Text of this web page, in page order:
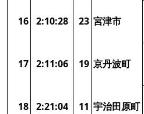
16 2:10:28 23 宮津市
17 2:11:06 19 京丹波町
18 2:21:04 11 宇治田原町